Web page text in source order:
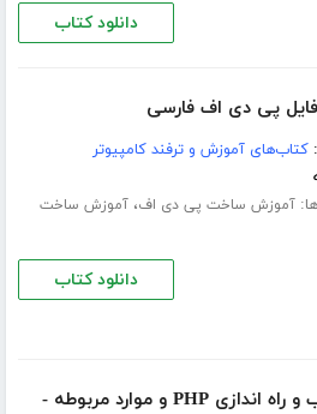
دانلود کتاب
فایل پی دی اف فارسی
کتاب‌های آموزش و ترفند کامپیوتر
آموزش ساخت پی دی اف،آموزش ساخت
دانلود کتاب
دانلود کتاب آشنایی با نصب و راه اندازی PHP و موارد مربوطه -